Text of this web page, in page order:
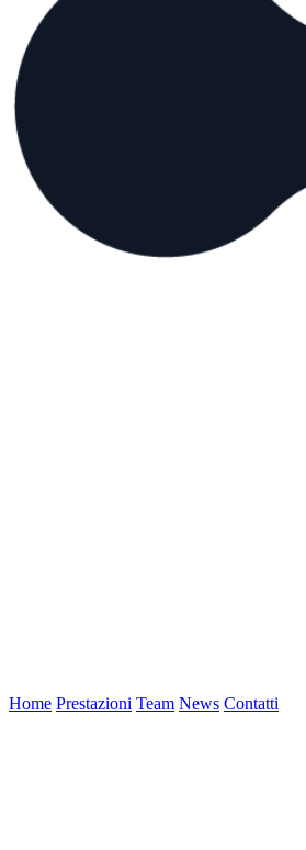
Home Prestazioni Team News Contatti